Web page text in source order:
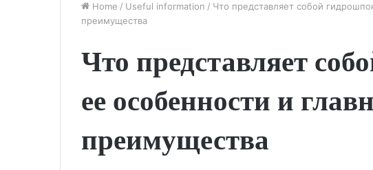
Home / Useful information / Что представляет собой
преимущества
Что представляет
ее особенности и
преимущества